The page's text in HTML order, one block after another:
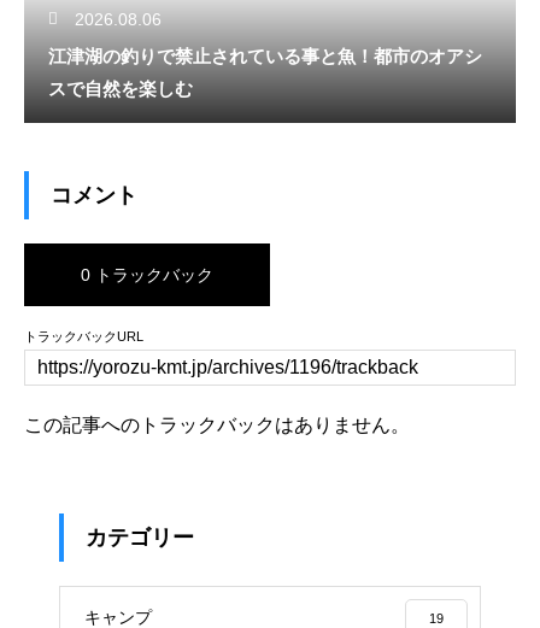
2026.08.06
江津湖の釣りで禁止されている事と魚！都市のオアシ
スで自然を楽しむ
コメント
0 トラックバック
トラックバックURL
この記事へのトラックバックはありません。
カテゴリー
キャンプ 19